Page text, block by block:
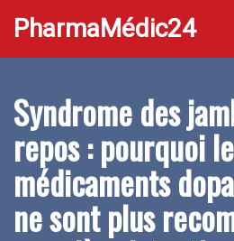
PharmaMédic24
Syndrome des
repos : pourquoi
médicaments
ne sont plus